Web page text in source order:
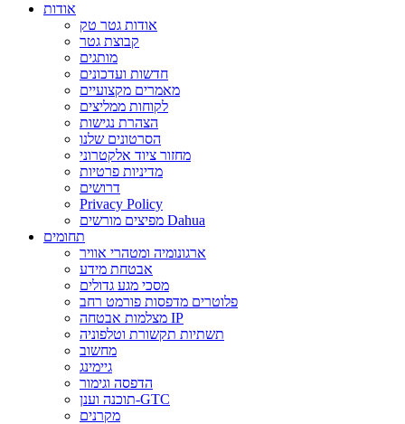
אודות
אודות גטר טק
קבוצת גטר
מותגים
חדשות ועדכונים
מאמרים מקצועיים
לקוחות ממליצים
הצהרת נגישות
הסרטונים שלנו
מחזור ציוד אלקטרוני
מדיניות פרטיות
דרושים
Privacy Policy
מפיצים מורשים Dahua
תחומים
ארגונומיה ומטהרי אוויר
אבטחת מידע
מסכי מגע גדולים
פלוטרים מדפסות פורמט רחב
מצלמות אבטחה IP
תשתיות תקשורת וטלפוניה
מחשוב
גיימינג
הדפסה וגימור
תוכנה וענן-GTC
מקרנים